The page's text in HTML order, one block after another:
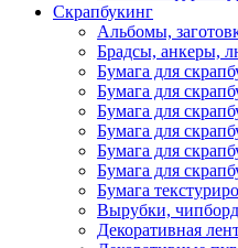
Скрапбукинг
Альбомы,
Брадсы, анкеры,
Бумага для
Бумага для
Бумага для
Бумага для
Бумага для
Бумага для
Бумага
Вырубки,
Декоративная